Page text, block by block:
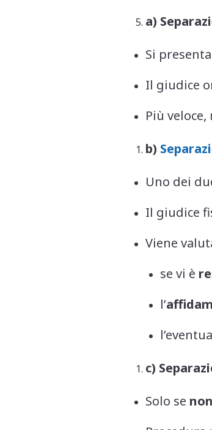
a)
Si
Il giudice
Più
b)
Uno dei
Il giudice
Viene
se vi è
l’
c)
Solo se